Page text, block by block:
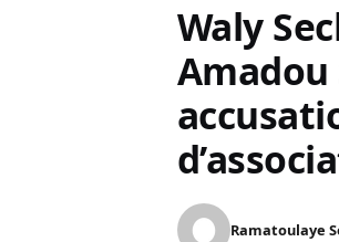
Waly
Amadou
Ramatoulaye